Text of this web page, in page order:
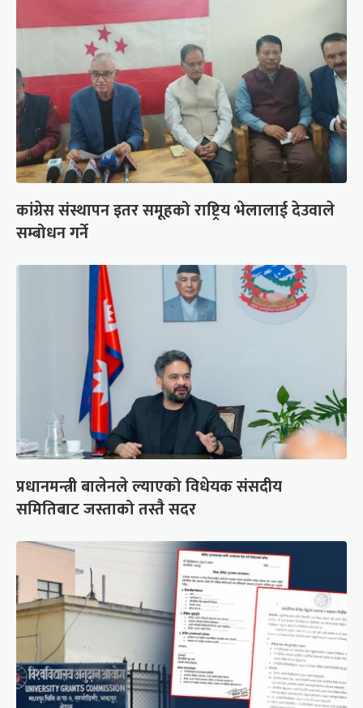
कांग्रेस संस्थापन इतर समूहको राष्ट्रिय भेलालाई देउवाले
सम्बोधन गर्ने
प्रधानमन्त्री बालेनले ल्याएको विधेयक संसदीय
समितिबाट जस्ताको तस्तै सदर